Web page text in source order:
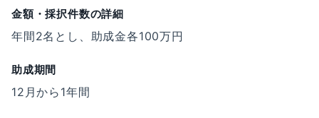
金額・採択件数の詳細
年間2名とし、助成金各100万円
助成期間
12月から1年間